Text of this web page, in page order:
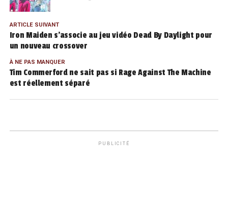
ARTICLE SUIVANT
Iron Maiden s’associe au jeu vidéo Dead By Daylight pour
un nouveau crossover
À NE PAS MANQUER
Tim Commerford ne sait pas si Rage Against The Machine
est réellement séparé
PUBLICITÉ